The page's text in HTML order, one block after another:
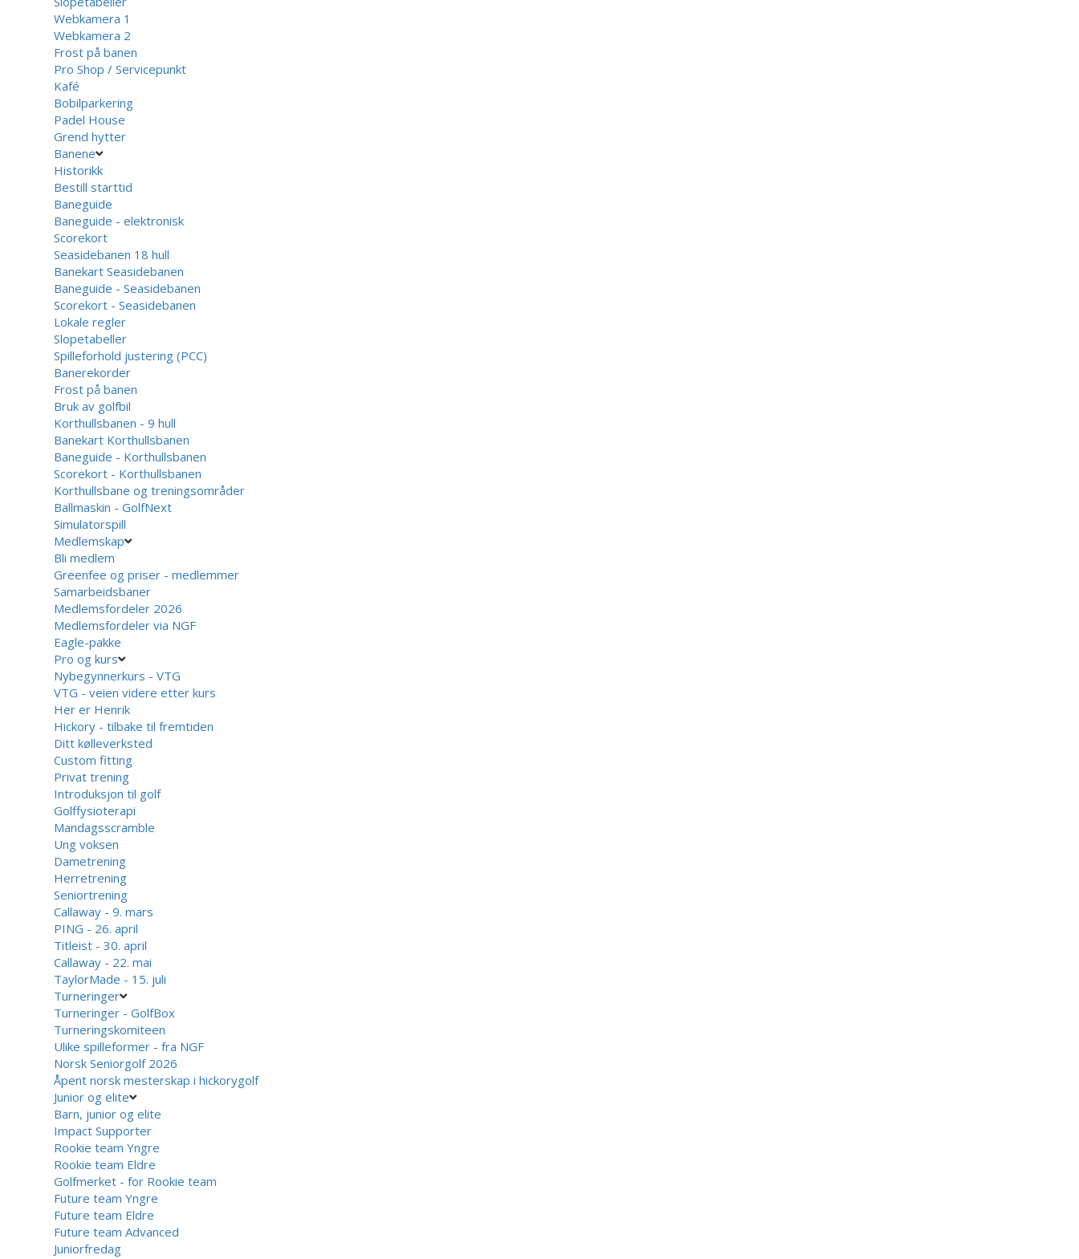
Webkamera 1
Webkamera 2
Frost på banen
Pro Shop / Servicepunkt
Kafé
Bobilparkering
Padel House
Grend hytter
Banene
Historikk
Bestill starttid
Baneguide
Baneguide - elektronisk
Scorekort
Seasidebanen 18 hull
Banekart Seasidebanen
Baneguide - Seasidebanen
Scorekort - Seasidebanen
Lokale regler
Slopetabeller
Spilleforhold justering (PCC)
Banerekorder
Frost på banen
Bruk av golfbil
Korthullsbanen - 9 hull
Banekart Korthullsbanen
Baneguide - Korthullsbanen
Scorekort - Korthullsbanen
Korthullsbane og treningsområder
Ballmaskin - GolfNext
Simulatorspill
Medlemskap
Bli medlem
Greenfee og priser - medlemmer
Samarbeidsbaner
Medlemsfordeler 2026
Medlemsfordeler via NGF
Eagle-pakke
Pro og kurs
Nybegynnerkurs - VTG
VTG - veien videre etter kurs
Her er Henrik
Hickory - tilbake til fremtiden
Ditt kølleverksted
Custom fitting
Privat trening
Introduksjon til golf
Golffysioterapi
Mandagsscramble
Ung voksen
Dametrening
Herretrening
Seniortrening
Callaway - 9. mars
PING - 26. april
Titleist - 30. april
Callaway - 22. mai
TaylorMade - 15. juli
Turneringer
Turneringer - GolfBox
Turneringskomiteen
Ulike spilleformer - fra NGF
Norsk Seniorgolf 2026
Åpent norsk mesterskap i hickorygolf
Junior og elite
Barn, junior og elite
Impact Supporter
Rookie team Yngre
Rookie team Eldre
Golfmerket - for Rookie team
Future team Yngre
Future team Eldre
Future team Advanced
Juniorfredag